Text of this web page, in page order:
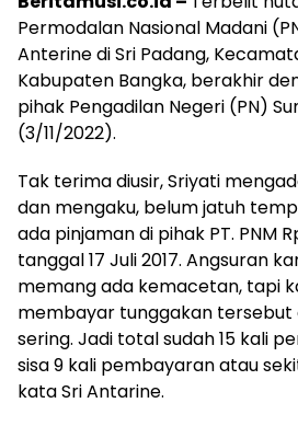
Permodalan Nasional Madani
Anterine di Sri Padang,
Kabupaten Bangka, berakhir
pihak Pengadilan Negeri (PN)
(3/11/2022).
Tak terima diusir, Sriyati
dan mengaku, belum jatuh
ada pinjaman di pihak PT. PNM
tanggal 17 Juli 2017. Angsuran
memang ada kemacetan, tapi
membayar tunggakan tersebut
sering. Jadi total sudah 15 kali
sisa 9 kali pembayaran atau
kata Sri Antarine.